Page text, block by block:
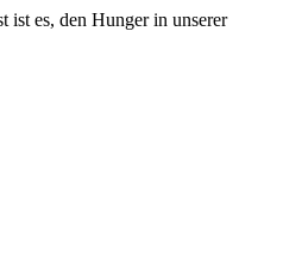
ist es, den Hunger in unserer